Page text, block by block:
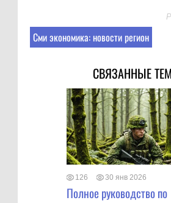
Сми экономика: новости регион
СВЯЗАННЫЕ
126 30 янв 2026
Полное руководство по